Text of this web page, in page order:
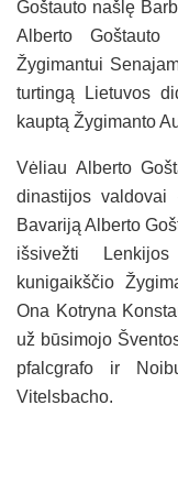
Goštauto našlę
Alberto Goštauto
Žygimantui
turtingą Lietuvos
kauptą Žygimanto
Vėliau Alberto
dinastijos
Bavariją Alberto
išsivežti
kunigaikščio
Ona Kotryna
už būsimojo
pfalcgrafo ir
Vitelsbacho.